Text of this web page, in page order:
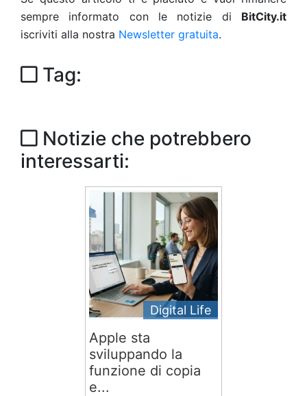
sempre informato con le notizie di BitCity.it
iscriviti alla nostra Newsletter gratuita.
Tag:
Notizie che potrebbero
interessarti:
Digital Life
Apple sta
sviluppando la
funzione di copia
e...